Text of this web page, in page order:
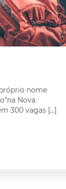
nome
Nova
300 vagas […]